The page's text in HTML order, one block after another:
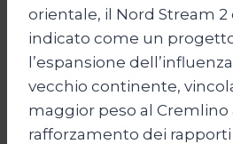
orientale, il Nord Stream
indicato come un
l’espansione
vecchio continente,
maggior peso al Cremlino
rafforzamento dei